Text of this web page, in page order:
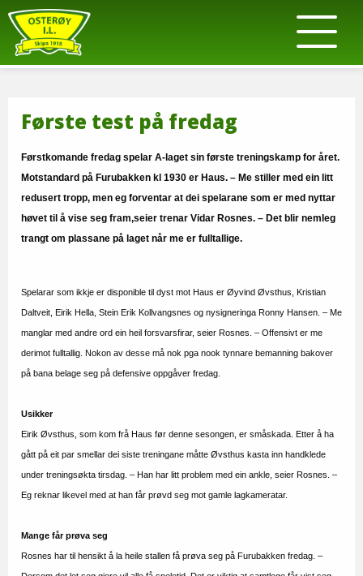
Første test på fredag
Førstkomande fredag spelar A-laget sin første treningskamp for året.
Motstandard på Furubakken kl 1930 er Haus. – Me stiller med ein litt
redusert tropp, men eg forventar at dei spelarane som er med nyttar
høvet til å vise seg fram,seier trenar Vidar Rosnes. – Det blir nemleg
trangt om plassane på laget når me er fulltallige.
Spelarar som ikkje er disponible til dyst mot Haus er Øyvind Øvsthus, Kristian
Daltveit, Eirik Hella, Stein Erik Kollvangsnes og nysigneringa Ronny Hansen. – Me
manglar med andre ord ein heil forsvarsfirar, seier Rosnes. – Offensivt er me
derimot fulltallig. Nokon av desse må nok pga nook tynnare bemanning bakover
på bana belage seg på defensive oppgåver fredag.
Usikker
Eirik Øvsthus, som kom frå Haus før denne sesongen, er småskada. Etter å ha
gått på eit par smellar dei siste treningane måtte Øvsthus kasta inn handklede
under treningsøkta tirsdag. – Han har litt problem med ein ankle, seier Rosnes. –
Eg reknar likevel med at han får prøvd seg mot gamle lagkameratar.
Mange får prøva seg
Rosnes har til hensikt å la heile stallen få prøva seg på Furubakken fredag. –